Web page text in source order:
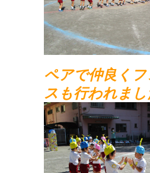
ペアで仲良く
スも行われまし